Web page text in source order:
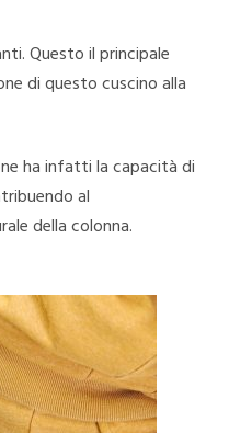
Questo il principale
di questo cuscino alla
ha infatti la capacità di
al
della colonna.